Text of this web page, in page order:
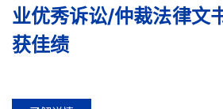
业优秀诉讼/仲裁法律文
获佳绩